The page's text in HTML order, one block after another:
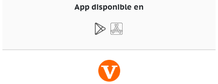
App disponible en